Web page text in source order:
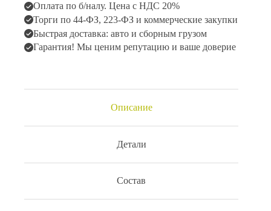
Оплата по б/налу. Цена с НДС 20%
Торги по 44-ФЗ, 223-ФЗ и коммерческие закупки
Быстрая доставка: авто и сборным грузом
Гарантия! Мы ценим репутацию и ваше доверие
Описание
Детали
Состав